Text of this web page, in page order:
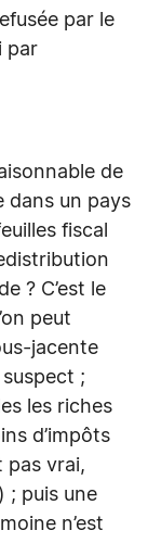
par le
par
de
dans un pays
fiscal
? C’est le
peut
jacente
;
les riches
d’impôts
pas vrai,
; puis une
n’est